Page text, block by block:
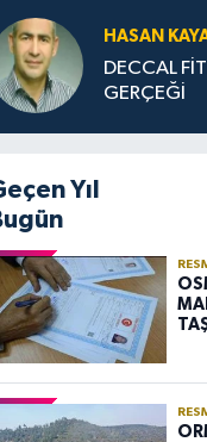
HASAN
DECCAL
GERÇEĞİ
Yıl